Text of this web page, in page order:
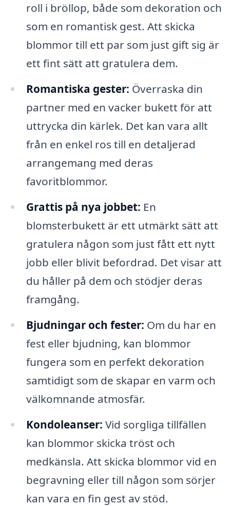
roll i bröllop, både som dekoration och
som en romantisk gest. Att skicka
blommor till ett par som just gift sig är
ett fint sätt att gratulera dem.
Romantiska gester: Överraska din
partner med en vacker bukett för att
uttrycka din kärlek. Det kan vara allt
från en enkel ros till en detaljerad
arrangemang med deras
favoritblommor.
Grattis på nya jobbet: En
blomsterbukett är ett utmärkt sätt att
gratulera någon som just fått ett nytt
jobb eller blivit befordrad. Det visar att
du håller på dem och stödjer deras
framgång.
Bjudningar och fester: Om du har en
fest eller bjudning, kan blommor
fungera som en perfekt dekoration
samtidigt som de skapar en varm och
välkomnande atmosfär.
Kondoleanser: Vid sorgliga tillfällen
kan blommor skicka tröst och
medkänsla. Att skicka blommor vid en
begravning eller till någon som sörjer
kan vara en fin gest av stöd.